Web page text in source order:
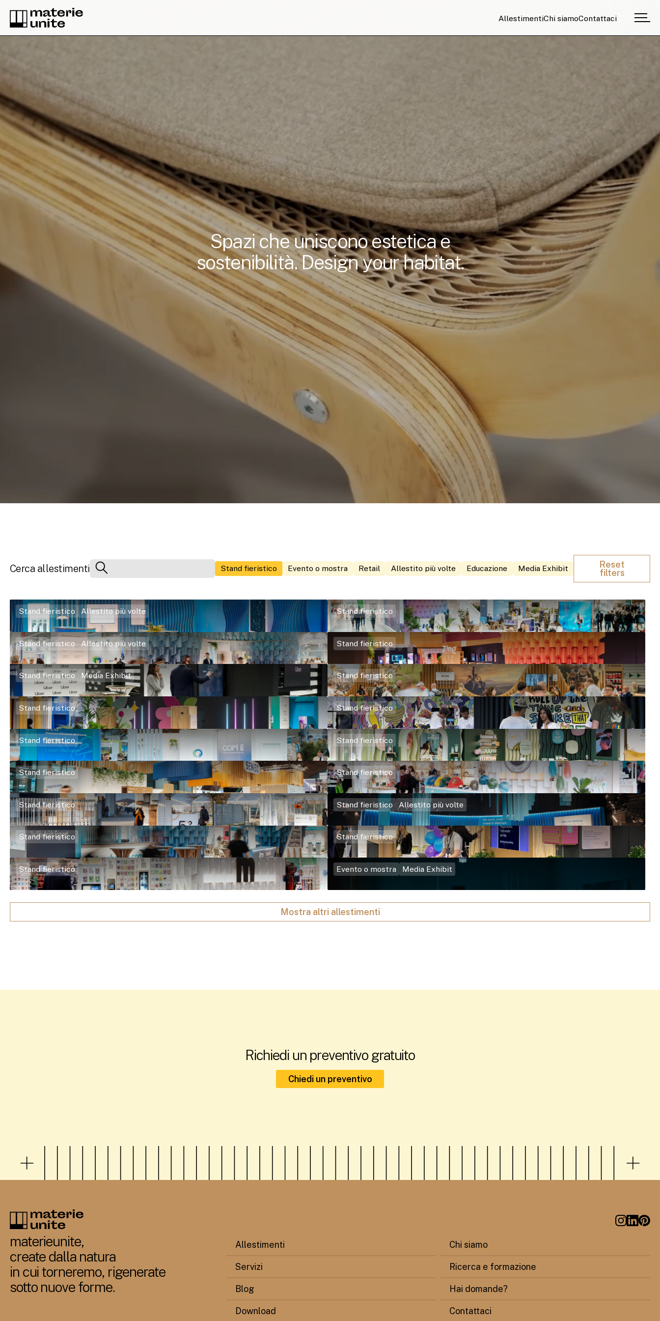
AllestimentiChi siamoContattaci
Spazi che uniscono estetica e
sostenibilità. Design your habitat.
Cerca allestimentiRicerca Stand fieristico Evento o mostra Retail Allestito più volte Educazione Media Exhibit
Reset
filters
Stand fieristico Allestito più volte Stand fieristico
Stand fieristico Allestito più volte Stand fieristico
Stand fieristico Media Exhibit Stand fieristico
Stand fieristico Stand fieristico
Stand fieristico Stand fieristico
Stand fieristico Stand fieristico
Stand fieristico Stand fieristico Allestito più volte
Stand fieristico Stand fieristico
Stand fieristico Evento o mostra Media Exhibit
Mostra altri allestimenti
Richiedi un preventivo gratuito
Chiedi un preventivo
materieunite,
create dalla natura
in cui torneremo, rigenerate
sotto nuove forme.
Allestimenti Chi siamo
Servizi Ricerca e formazione
Blog Hai domande?
Download Contattaci